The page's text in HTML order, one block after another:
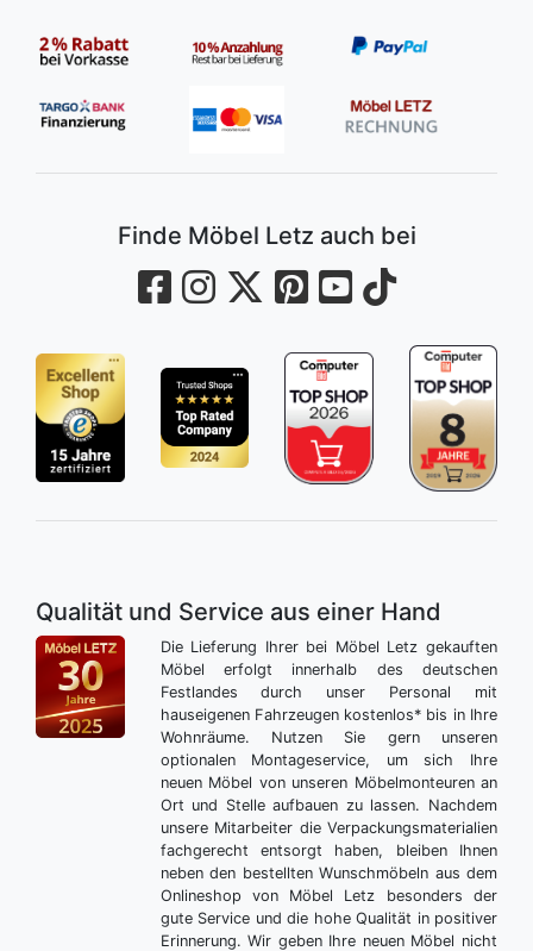
Finde Möbel Letz auch bei
Qualität und Service aus einer Hand
Die Lieferung Ihrer bei Möbel Letz gekauften
Möbel erfolgt innerhalb des deutschen
Festlandes durch unser Personal mit
hauseigenen Fahrzeugen kostenlos* bis in Ihre
Wohnräume. Nutzen Sie gern unseren
optionalen Montageservice, um sich Ihre
neuen Möbel von unseren Möbelmonteuren an
Ort und Stelle aufbauen zu lassen. Nachdem
unsere Mitarbeiter die Verpackungsmaterialien
fachgerecht entsorgt haben, bleiben Ihnen
neben den bestellten Wunschmöbeln aus dem
Onlineshop von Möbel Letz besonders der
gute Service und die hohe Qualität in positiver
Erinnerung. Wir geben Ihre neuen Möbel nicht